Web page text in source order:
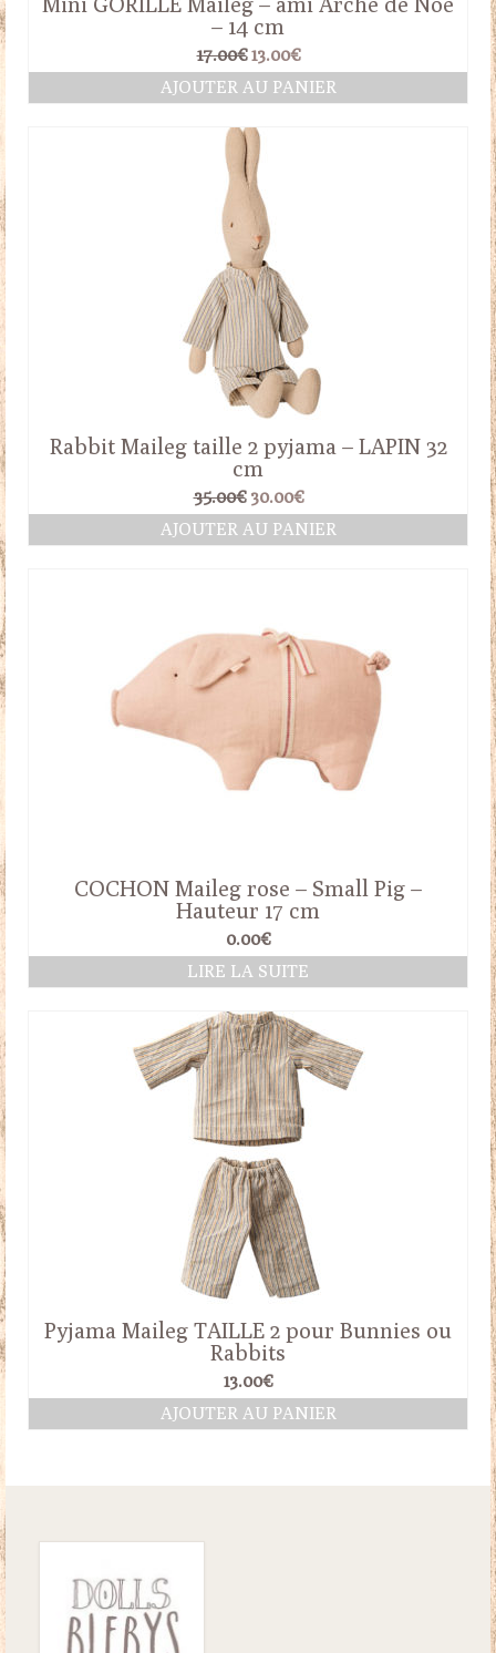
– 14 cm
17.00€ Le
prix
initial
17.00€.
13.00€Le
prix
actuel
AJOUTER AU PANIER
Rabbit Maileg taille 2 pyjama – LAPIN 32
cm
35.00€ Le
prix
initial
30.00€Le
prix
actuel
AJOUTER AU PANIER
COCHON Maileg rose – Small Pig –
Hauteur 17 cm
0.00€
LIRE LA SUITE
Pyjama Maileg TAILLE 2 pour Bunnies ou
Rabbits
13.00€
AJOUTER AU PANIER